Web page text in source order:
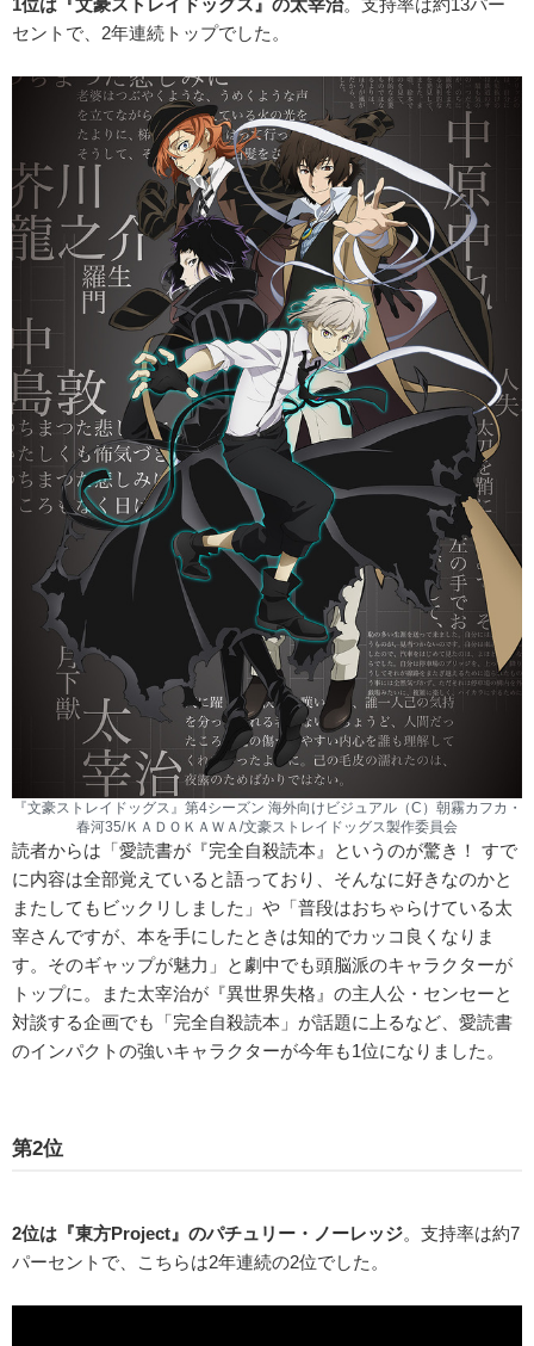
1位は『文豪ストレイドッグス』の太宰治。支持率は約13パー
セントで、2年連続トップでした。
『文豪ストレイドッグス』第4シーズン 海外向けビジュアル（C）朝霧カフカ・
春河35/ＫＡＤＯＫＡＷＡ/文豪ストレイドッグス製作委員会
読者からは「愛読書が『完全自殺読本』というのが驚き！ すで
に内容は全部覚えていると語っており、そんなに好きなのかと
またしてもビックリしました」や「普段はおちゃらけている太
宰さんですが、本を手にしたときは知的でカッコ良くなりま
す。そのギャップが魅力」と劇中でも頭脳派のキャラクターが
トップに。また太宰治が『異世界失格』の主人公・センセーと
対談する企画でも「完全自殺読本」が話題に上るなど、愛読書
のインパクトの強いキャラクターが今年も1位になりました。
第2位
2位は『東方Project』のパチュリー・ノーレッジ。支持率は約7
パーセントで、こちらは2年連続の2位でした。